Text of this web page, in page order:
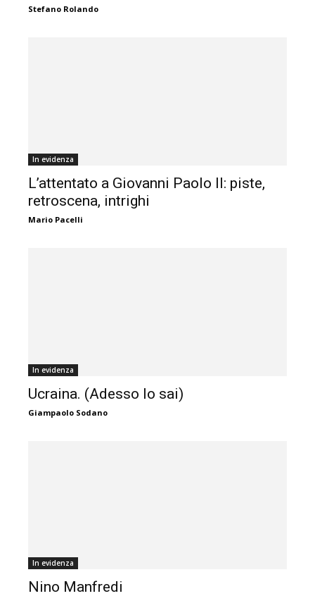
Stefano Rolando
In evidenza
L’attentato a Giovanni Paolo II: piste,
retroscena, intrighi
Mario Pacelli
In evidenza
Ucraina. (Adesso lo sai)
Giampaolo Sodano
In evidenza
Nino Manfredi